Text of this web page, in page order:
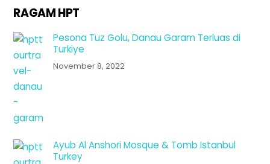
RAGAM HPT
Pesona Tuz Golu, Danau Garam Terluas di
Turkiye
November 8, 2022
Ayub Al Anshori Mosque & Tomb Istanbul
Turkey